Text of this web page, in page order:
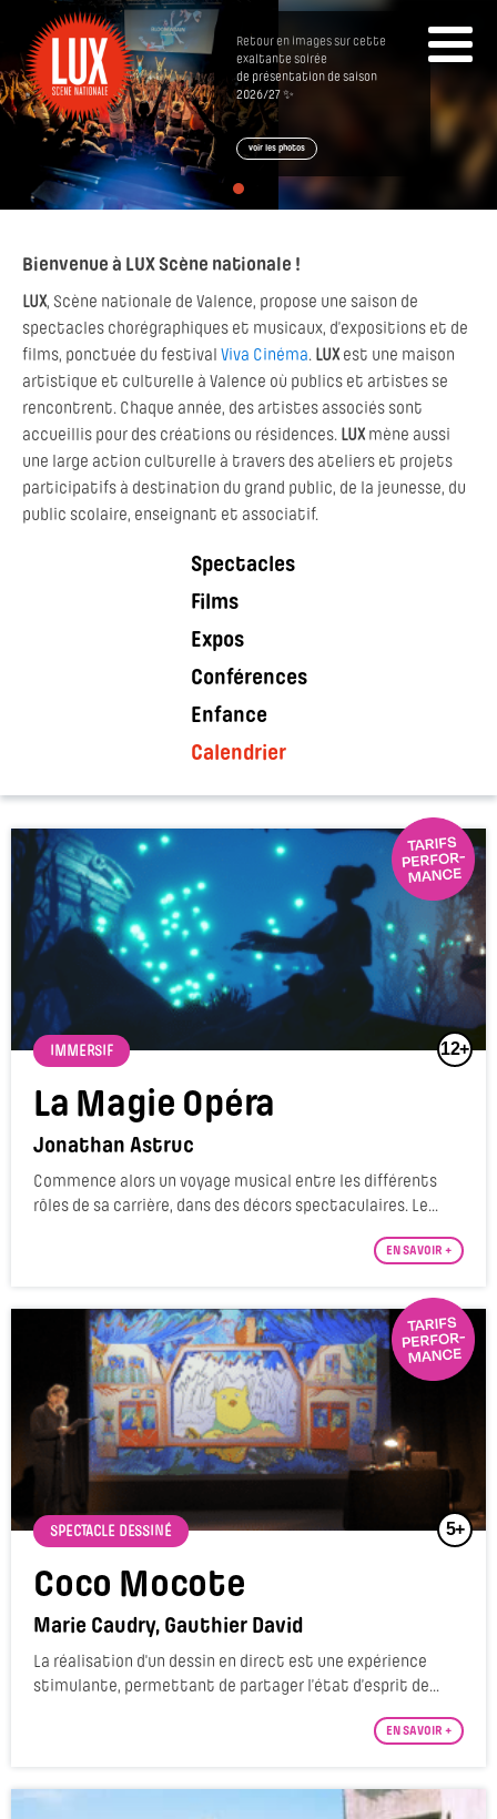
Retour en images sur cette
exaltante soirée
de présentation de saison
2026/27 ✨
voir les photos
Bienvenue à LUX Scène nationale !
LUX, Scène nationale de Valence, propose une saison de
spectacles chorégraphiques et musicaux, d’expositions et de
films, ponctuée du festival Viva Cinéma. LUX est une maison
artistique et culturelle à Valence où publics et artistes se
rencontrent. Chaque année, des artistes associés sont
accueillis pour des créations ou résidences. LUX mène aussi
une large action culturelle à travers des ateliers et projets
participatifs à destination du grand public, de la jeunesse, du
public scolaire, enseignant et associatif.
Spectacles
Films
Expos
Conférences
Enfance
Calendrier
12+
IMMERSIF
La Magie Opéra
Jonathan Astruc
Commence alors un voyage musical entre les différents
rôles de sa carrière, dans des décors spectaculaires. Le...
EN SAVOIR +
5+
SPECTACLE DESSINÉ
Coco Mocote
Marie Caudry, Gauthier David
La réalisation d'un dessin en direct est une expérience
stimulante, permettant de partager l’état d’esprit de...
EN SAVOIR +